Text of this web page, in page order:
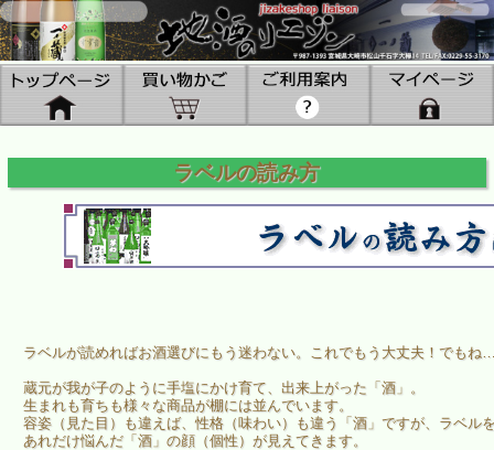
ラベルの読み方
ラベルが読めればお酒選びにもう迷わない。これでもう大丈夫！でも
蔵元が我が子のように手塩にかけ育て、出来上がった「酒」。
生まれも育ちも様々な商品が棚には並んでいます。
容姿（見た目）も違えば、性格（味わい）も違う「酒」ですが、ラベル
あれだけ悩んだ「酒」の顔（個性）が見えてきます。